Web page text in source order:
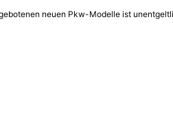
neuen Pkw-Modelle ist